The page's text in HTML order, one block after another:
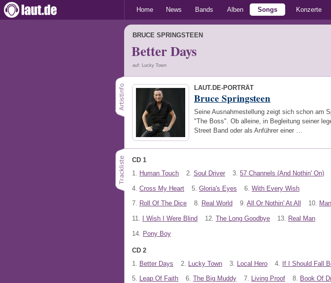
Home News Bands Alben Songs Konzerte
BRUCE SPRINGSTEEN
Better Days
auf: Lucky Town
LAUT.DE-PORTRÄT
Bruce Springsteen
Seine Ausnahmestellung zeigt sich schon am
"The Boss". Ob alleine, in Begleitung seiner
Street Band oder als Anführer einer …
CD 1
1. Human Touch 2. Soul Driver 3. 57 Channels (And Nothin' On)
4. Cross My Heart 5. Gloria's Eyes 6. With Every Wish
7. Roll Of The Dice 8. Real World 9. All Or Nothin' At All 10.
11. I Wish I Were Blind 12. The Long Goodbye 13. Real Man
14. Pony Boy
CD 2
1.
Better Days 2. Lucky Town 3. Local Hero 4. If I Should Fall
5. Leap Of Faith 6. The Big Muddy 7. Living Proof 8. Book Of